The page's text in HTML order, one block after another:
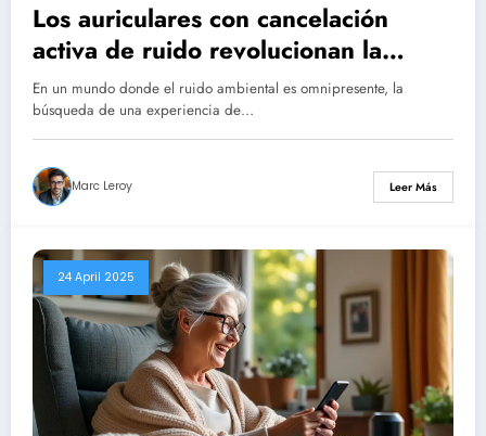
Los auriculares con cancelación
activa de ruido revolucionan la
experiencia de los audiófilos más
exigentes.
En un mundo donde el ruido ambiental es omnipresente, la
búsqueda de una experiencia de…
Marc Leroy Leer Más
24 April 2025